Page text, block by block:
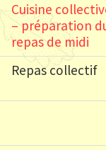
Cuisine
– préparation
repas de midi
Repas collectif